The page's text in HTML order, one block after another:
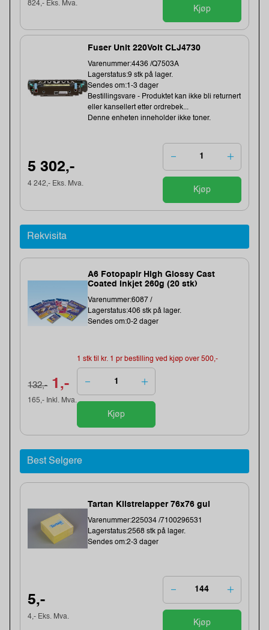
824,- Eks. Mva.
Kjøp
Fuser Unit 220Volt CLJ4730
Varenummer:4436 /Q7503A
Lagerstatus:9 stk på lager.
Sendes om:1-3 dager
Bestillingsvare - Produktet kan ikke bli returnert
eller kansellert etter ordrebek...
Denne enheten inneholder ikke toner.
5 302,-
4 242,- Eks. Mva.
Kjøp
Rekvisita
A6 Fotopapir High Glossy Cast
Coated Inkjet 260g (20 stk)
Varenummer:6087 /
Lagerstatus:406 stk på lager.
Sendes om:0-2 dager
132,- 1,-
165,- Inkl. Mva.
1 stk til kr. 1 pr bestilling ved kjøp over 500,-
Kjøp
Best Selgere
Tartan Klistrelapper 76x76 gul
Varenummer:225034 /7100296531
Lagerstatus:2568 stk på lager.
Sendes om:2-3 dager
5,-
4,- Eks. Mva.
Kjøp